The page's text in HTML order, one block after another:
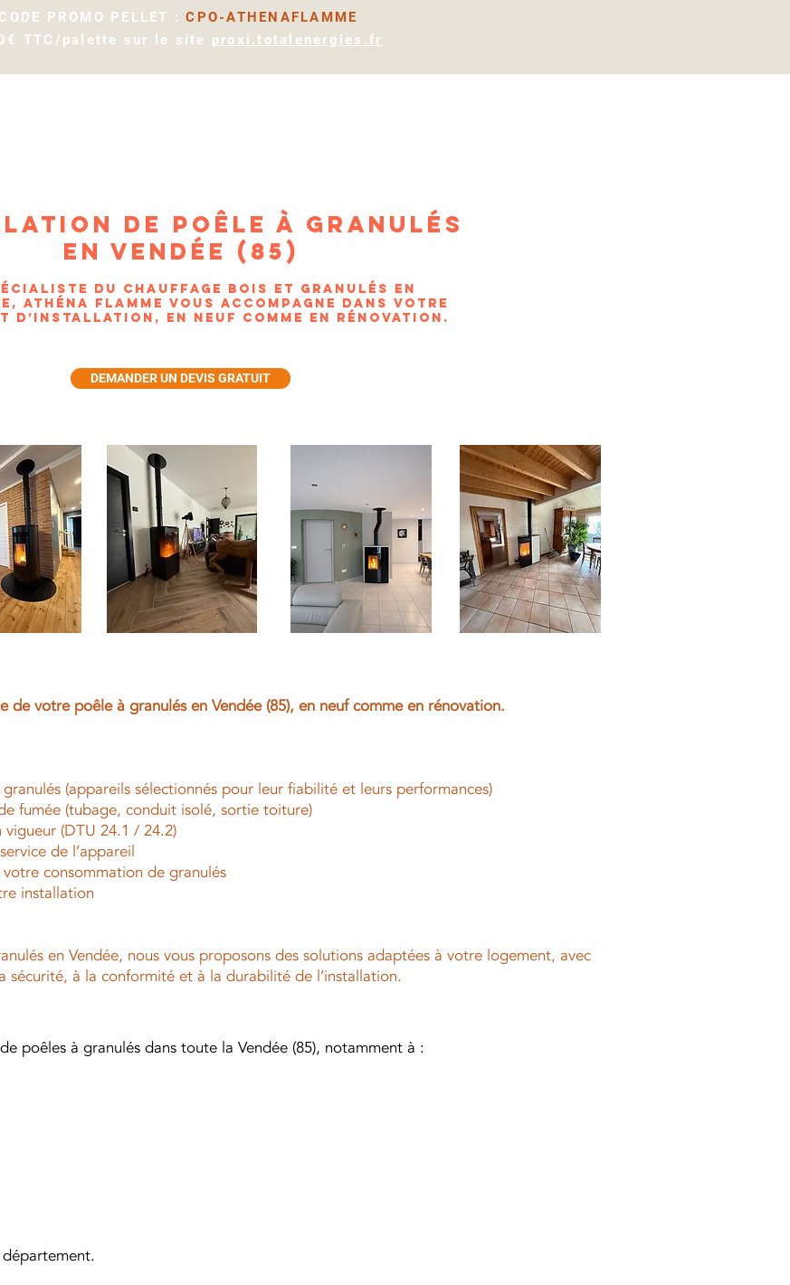
CODE PROMO PELLET :CPO-ATHENAFLAMME
TTC/palette sur le site proxi.totalenergies.fr
de poêle à granulés
en vendée (85)
du chauffage bois et granulés en
Athéna Flamme vous accompagne dans votre
d’installation, en neuf comme en rénovation.
DEMANDER UN DEVIS GRATUIT
de votre poêle à granulés en Vendée (85), en neuf comme en rénovation.
(appareils sélectionnés pour leur fiabilité et leurs performances)
fumée (tubage, conduit isolé, sortie toiture)
(DTU 24.1 / 24.2)
de l’appareil
consommation de granulés
installation
en Vendée, nous vous proposons des solutions adaptées à votre logement, avec
à la conformité et à la durabilité de l’installation.
poêles à granulés dans toute la Vendée (85), notamment à :
département.